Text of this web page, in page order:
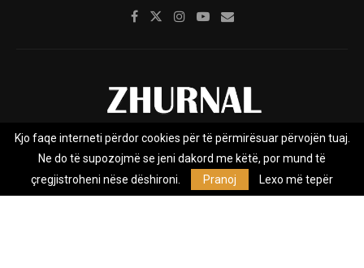
Rreth nesh Impresumi Marketing
Privacy Policy
Zhurnal.mk është Agjenci e Lajmeve e pavarur, e themeluar në vitin
Kjo faqe interneti përdor cookies për të përmirësuar përvojën tuaj.
Ne do të supozojmë se jeni dakord me këtë, por mund të
çregjistroheni nëse dëshironi.
Pranoj Lexo më tepër